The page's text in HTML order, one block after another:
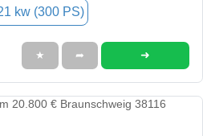
kw (300 PS)
★ ➦ ➜